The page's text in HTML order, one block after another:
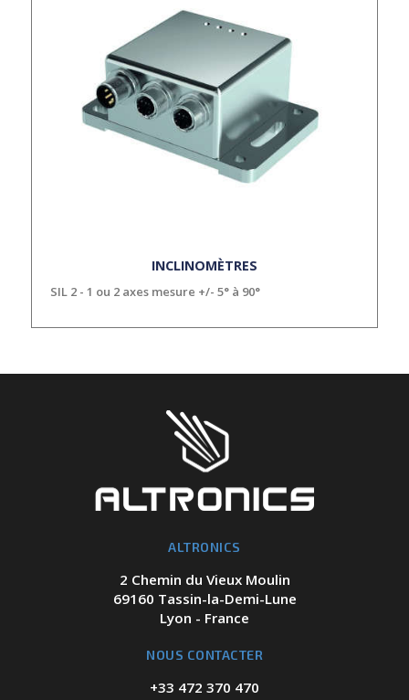
INCLINOMÈTRES
SIL 2 - 1 ou 2 axes mesure +/- 5° à 90°
ALTRONICS
2 Chemin du Vieux Moulin
69160 Tassin-la-Demi-Lune
Lyon - France
NOUS CONTACTER
+33 472 370 470